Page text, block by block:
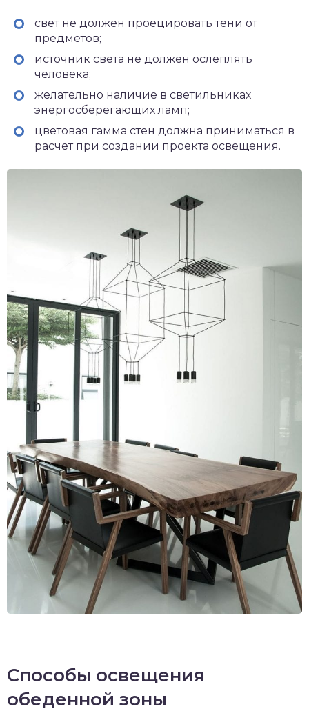
свет не должен проецировать тени от
предметов;
источник света не должен ослеплять
человека;
желательно наличие в светильниках
энергосберегающих ламп;
цветовая гамма стен должна приниматься в
расчет при создании проекта освещения.
Способы освещения
обеденной зоны